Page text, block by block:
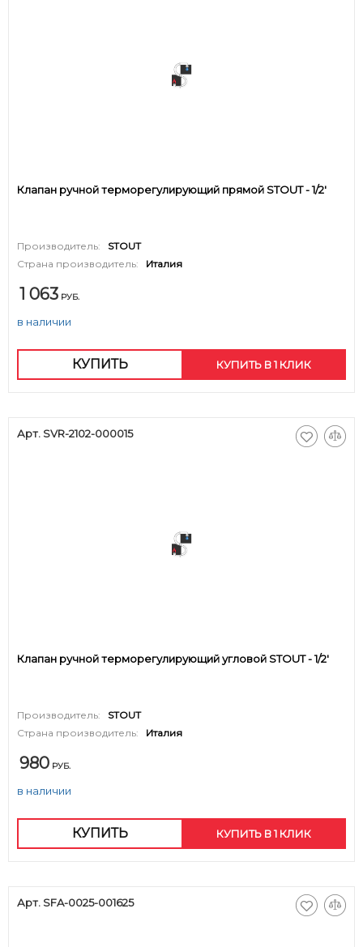
Клапан ручной терморегулирующий прямой STOUT - 1/2'
Производитель:
STOUT
Страна производитель:
Италия
1 063 РУБ.
в наличии
КУПИТЬ КУПИТЬ В 1 КЛИК
Арт. SVR-2102-000015
Клапан ручной терморегулирующий угловой STOUT - 1/2'
Производитель:
STOUT
Страна производитель:
Италия
980 РУБ.
в наличии
КУПИТЬ КУПИТЬ В 1 КЛИК
Арт. SFA-0025-001625